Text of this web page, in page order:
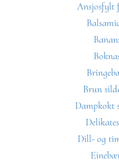
Ansjosfylt
Brun
Dampkokt
Dill- og